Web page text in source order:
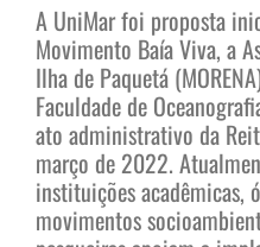
A UniMar foi proposta
Movimento Baía Viva, a
Ilha de Paquetá
Faculdade de
ato administrativo da
março de 2022.
instituições acadêmicas,
movimentos